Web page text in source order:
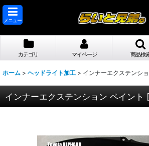
メニュー
カテゴリ マイページ 商品検
ホーム > ヘッドライト加工 > インナーエクステンシ
インナーエクステンション ペイント [